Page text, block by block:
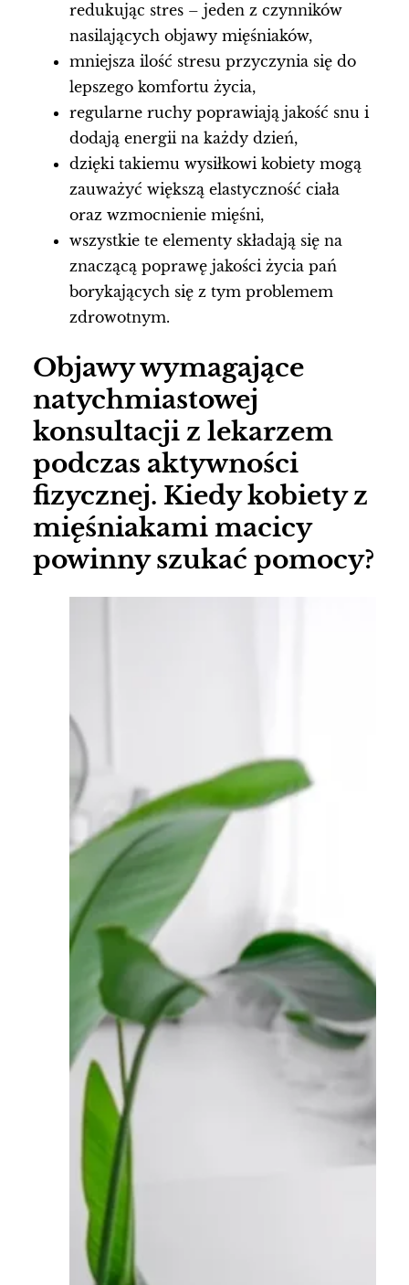
redukując stres – jeden z czynników
nasilających objawy mięśniaków,
mniejsza ilość stresu przyczynia się do
lepszego komfortu życia,
regularne ruchy poprawiają jakość snu i
dodają energii na każdy dzień,
dzięki takiemu wysiłkowi kobiety mogą
zauważyć większą elastyczność ciała
oraz wzmocnienie mięśni,
wszystkie te elementy składają się na
znaczącą poprawę jakości życia pań
borykających się z tym problemem
zdrowotnym.
Objawy wymagające
natychmiastowej
konsultacji z lekarzem
podczas aktywności
fizycznej. Kiedy kobiety z
mięśniakami macicy
powinny szukać pomocy?